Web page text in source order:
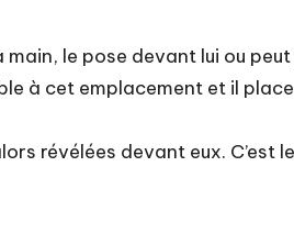
le pose devant lui ou peut
à cet emplacement et il
révélées devant eux. C’est